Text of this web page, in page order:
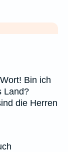
Bin ich
Land?
die Herren